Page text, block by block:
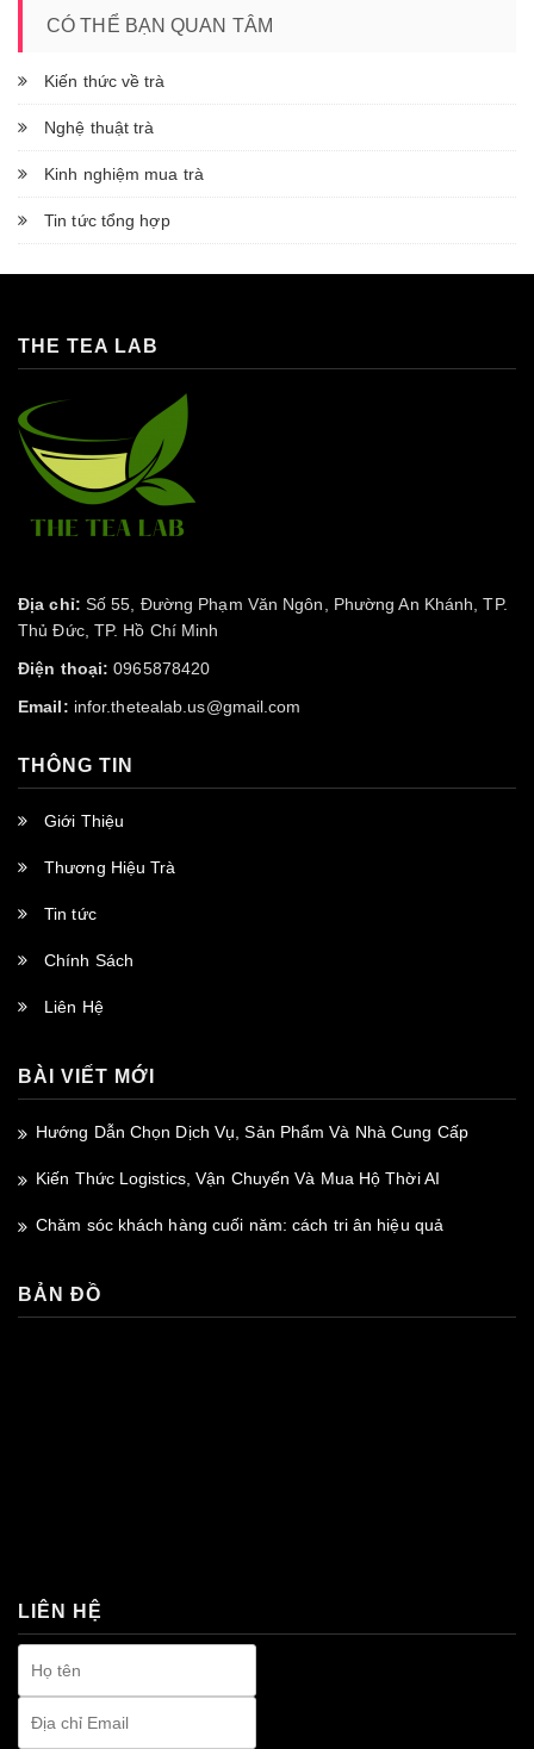
CÓ THỂ BẠN QUAN TÂM
Kiến thức về trà
Nghệ thuật trà
Kinh nghiệm mua trà
Tin tức tổng hợp
THE TEA LAB
Địa chỉ: Số 55, Đường Phạm Văn Ngôn, Phường An Khánh, TP.
Thủ Đức, TP. Hồ Chí Minh
Điện thoại: 0965878420
Email: infor.thetealab.us@gmail.com
THÔNG TIN
Giới Thiệu
Thương Hiệu Trà
Tin tức
Chính Sách
Liên Hệ
BÀI VIẾT MỚI
Hướng Dẫn Chọn Dịch Vụ, Sản Phẩm Và Nhà Cung Cấp
Kiến Thức Logistics, Vận Chuyển Và Mua Hộ Thời AI
Chăm sóc khách hàng cuối năm: cách tri ân hiệu quả
BẢN ĐỒ
LIÊN HỆ